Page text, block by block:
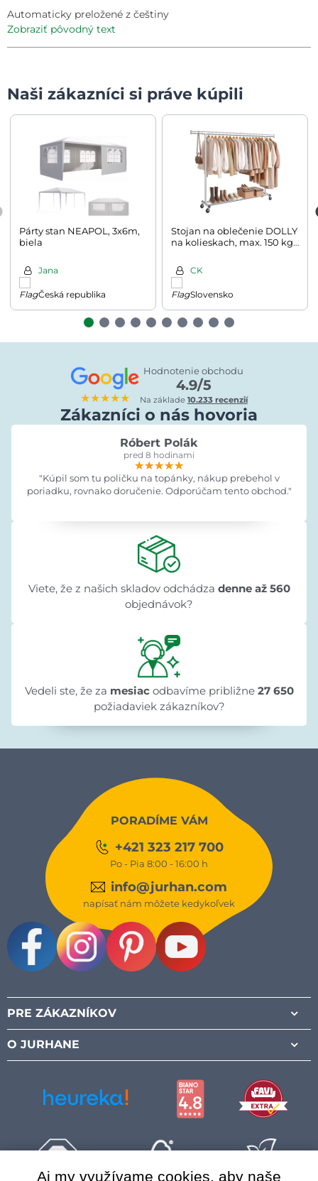
Automaticky preložené z češtiny
zobraziť pôvodný text
Naši zákazníci si práve kúpili
Párty stan NEAPOL, 3x6m,
biela
Jana
Česká republika
Stojan na oblečenie DOLLY
na kolieskach, max. 150 kg,
strieborná
CK
Slovensko
★★★★★
Hodnotenie obchodu
4.9/5
Na základe 10.233 recenzií
Zákazníci o nás hovoria
Róbert Polák
pred 8 hodinami
★★★★★
★★★★★
★★★★★
"Kúpil som tu poličku na topánky, nákup prebehol v
poriadku, rovnako doručenie. Odporúčam tento obchod."
Viete, že z našich skladov odchádza denne až 560
objednávok?
Vedeli ste, že za mesiac odbavíme približne27 650
požiadaviek zákazníkov?
PORADÍME VÁM
+421 323 217 700
Po - Pia 8:00 - 16:00 h
info@jurhan.com
napísať nám môžete kedykoľvek
PRE ZÁKAZNÍKOV
O JURHANE
Aj my využívame cookies, aby naše